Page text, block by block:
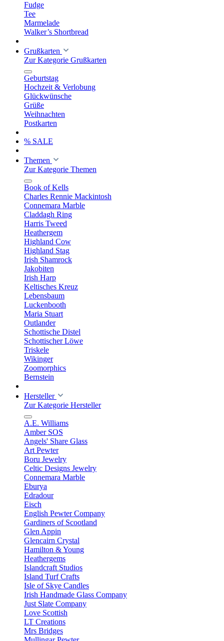
Fudge
Tee
Marmelade
Walker’s Shortbread
Grußkarten
Zur Kategorie Grußkarten
Geburtstag
Hochzeit & Verlobung
Glückwünsche
Grüße
Weihnachten
Postkarten
% SALE
Themen
Zur Kategorie Themen
Book of Kells
Charles Rennie Mackintosh
Connemara Marble
Claddagh Ring
Harris Tweed
Heathergem
Highland Cow
Highland Stag
Irish Shamrock
Jakobiten
Irish Harp
Keltisches Kreuz
Lebensbaum
Luckenbooth
Maria Stuart
Outlander
Schottische Distel
Schottischer Löwe
Triskele
Wikinger
Zoomorphics
Bernstein
Hersteller
Zur Kategorie Hersteller
A.E. Williams
Amber SOS
Angels' Share Glass
Art Pewter
Boru Jewelry
Celtic Designs Jewelry
Connemara Marble
Eburya
Edradour
Eisch
English Pewter Company
Gardiners of Scootland
Glen Appin
Glencairn Crystal
Hamilton & Young
Heathergems
Islandcraft Studios
Island Turf Crafts
Isle of Skye Candles
Irish Handmade Glass Company
Just Slate Company
Love Scottish
LT Creations
Mrs Bridges